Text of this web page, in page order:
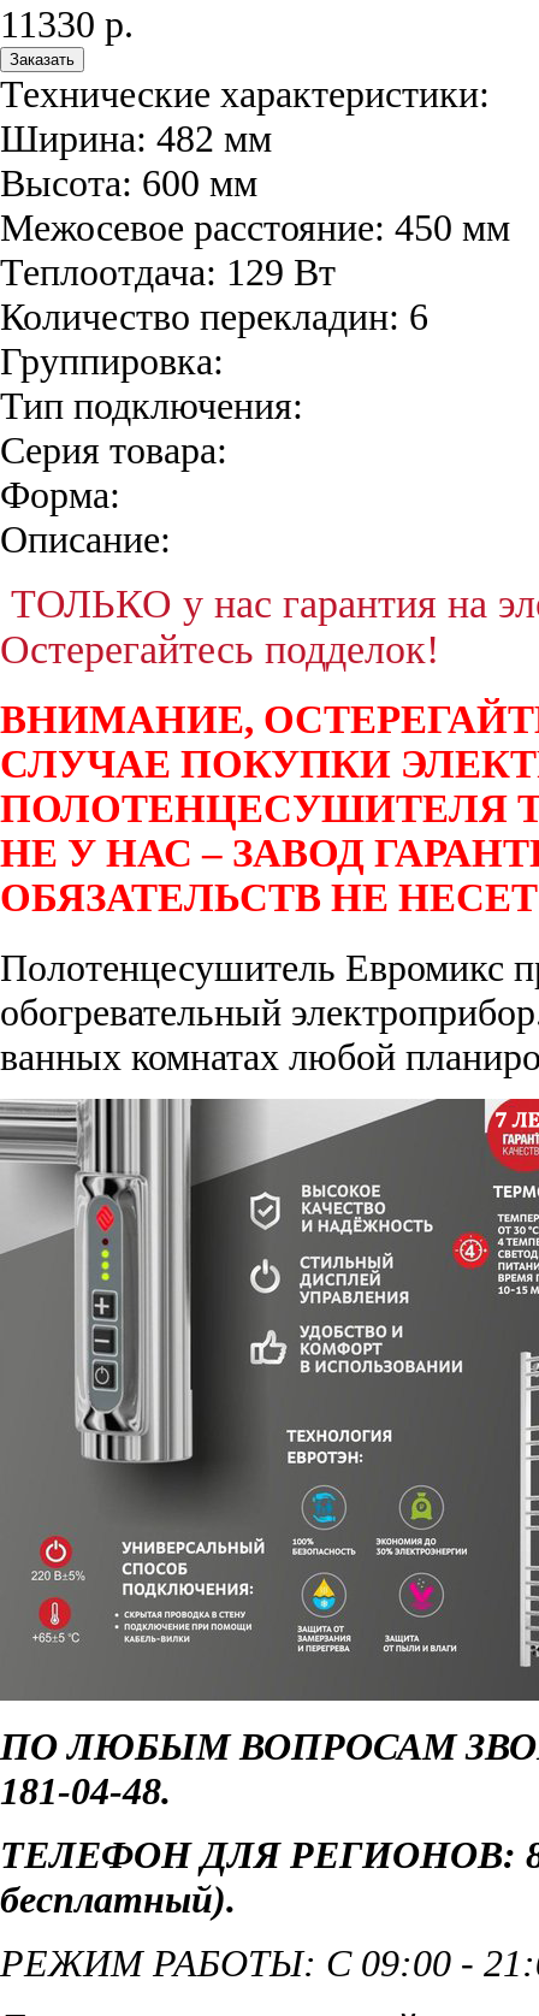
11330 р.
Заказать
Технические характеристики:
Ширина: 482 мм
Высота: 600 мм
Межосевое расстояние: 450 мм
Теплоотдача: 129 Вт
Количество перекладин: 6
Группировка:
Тип подключения:
Серия товара:
Форма:
Описание:
ТОЛЬКО у нас гарантия на
Остерегайтесь подделок!
ВНИМАНИЕ,
СЛУЧАЕ ПОКУПКИ
ПОЛОТЕНЦЕСУШИТЕЛЯ
НЕ У НАС – ЗАВОД
ОБЯЗАТЕЛЬСТВ НЕ
Полотенцесушитель Евромикс
обогревательный
ванных комнатах любой
ПО ЛЮБЫМ ВОПРОСАМ
181-04-48.
ТЕЛЕФОН ДЛЯ РЕГИОНОВ: 8
бесплатный).
РЕЖИМ РАБОТЫ: С 09:00 -